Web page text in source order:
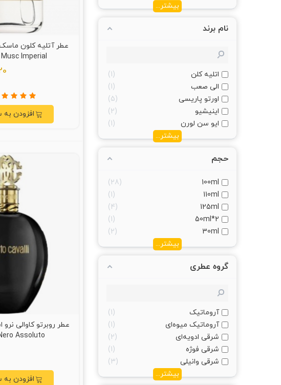
بیشتر...
نام برند
اتلیه کلن
1
الی صعب
1
اورتو پاریسی
5
اینیشیو
2
ایو سن لورن
1
بیشتر...
حجم
100ml
28
110ml
1
125ml
4
2*50ml
1
30ml
2
بیشتر...
گروه عطری
آروماتیک
1
آروماتیک میوه‌ای
1
شرقی ادویه‌ای
2
شرقی فوژه
1
شرقی وانیلی
3
بیشتر...
Imperial)
افزودن به
Assoluto)
افزودن به